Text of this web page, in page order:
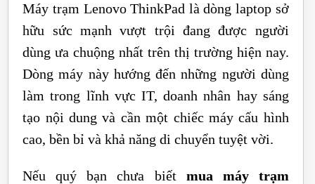
Máy trạm Lenovo ThinkPad là dòng laptop sở
hữu sức mạnh vượt trội đang được người
dùng ưa chuộng nhất trên thị trường hiện nay.
Dòng máy này hướng đến những người dùng
làm trong lĩnh vực IT, doanh nhân hay sáng
tạo nội dung và cần một chiếc máy cấu hình
cao, bền bỉ và khả năng di chuyển tuyệt vời.
Nếu quý bạn chưa biết mua máy trạm